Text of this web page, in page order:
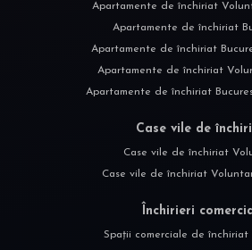
Apartamente de închiriat
Apartamente de închiriat
Apartamente de închiriat
Apartamente de închiriat
Apartamente de închiriat
Case vile de
Case vile de închiriat
Case vile de închiriat
Închirieri
Spații comerciale de închiriat